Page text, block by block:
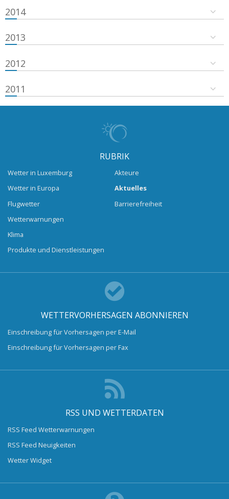
2014
2013
2012
2011
RUBRIK
Wetter in Luxemburg
Wetter in Europa
Flugwetter
Wetterwarnungen
Klima
Produkte und Dienstleistungen
Akteure
Aktuelles
Barrierefreiheit
WETTERVORHERSAGEN ABONNIEREN
Einschreibung für Vorhersagen per E-Mail
Einschreibung für Vorhersagen per Fax
RSS UND WETTERDATEN
RSS Feed Wetterwarnungen
RSS Feed Neuigkeiten
Wetter Widget